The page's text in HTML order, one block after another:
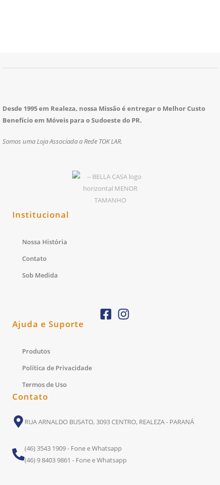
Desde 1995 em Realeza, nossa Missão é entregar o Melhor Custo
Benefício em Móveis para o Sudoeste do PR.
Somos uma Loja Associada a Rede TOK LAR.
Institucional
Nossa História
Contato
Sob Medida
Ajuda e Suporte
Produtos
Política de Privacidade
Termos de Uso
Contato
RUA ARNALDO BUSATO, 3093 CENTRO, REALEZA - PARANÁ
(46) 3543 1909 - Fone e Whatsapp
(46) 9 8403 9861 - Fone e Whatsapp